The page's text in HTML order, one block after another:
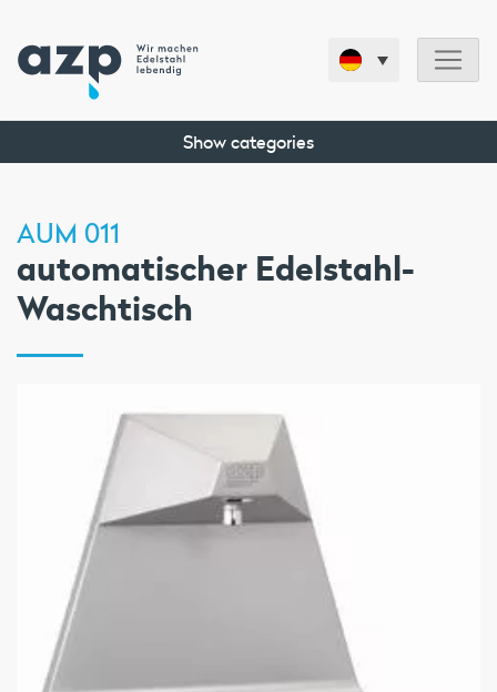
Show categories
AUM 011
automatischer Edelstahl-
Waschtisch